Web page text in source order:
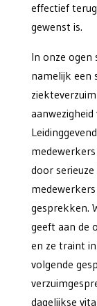
effectief
gewenst is.
In onze ogen
namelijk een
door
gesprekken.
geeft aan de
en ze traint
volgende
dagelijkse